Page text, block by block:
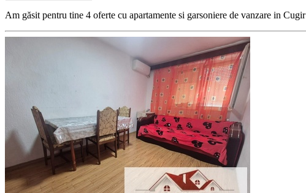
Am găsit pentru tine 4 oferte cu apartamente si garsoniere de vanzare in Cugir